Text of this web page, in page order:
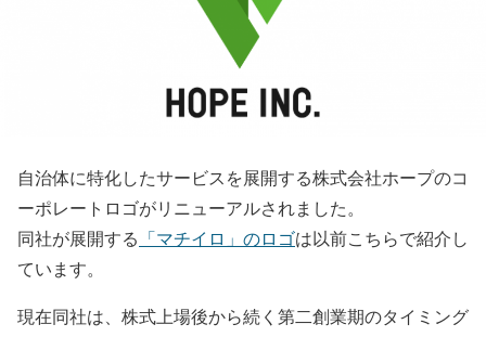
自治体に特化したサービスを展開する株式会社ホープのコ
ーポレートロゴがリニューアルされました。
同社が展開する 「マチイロ」のロゴは以前こちらで紹介し
ています。
現在同社は、株式上場後から続く第二創業期のタイミング